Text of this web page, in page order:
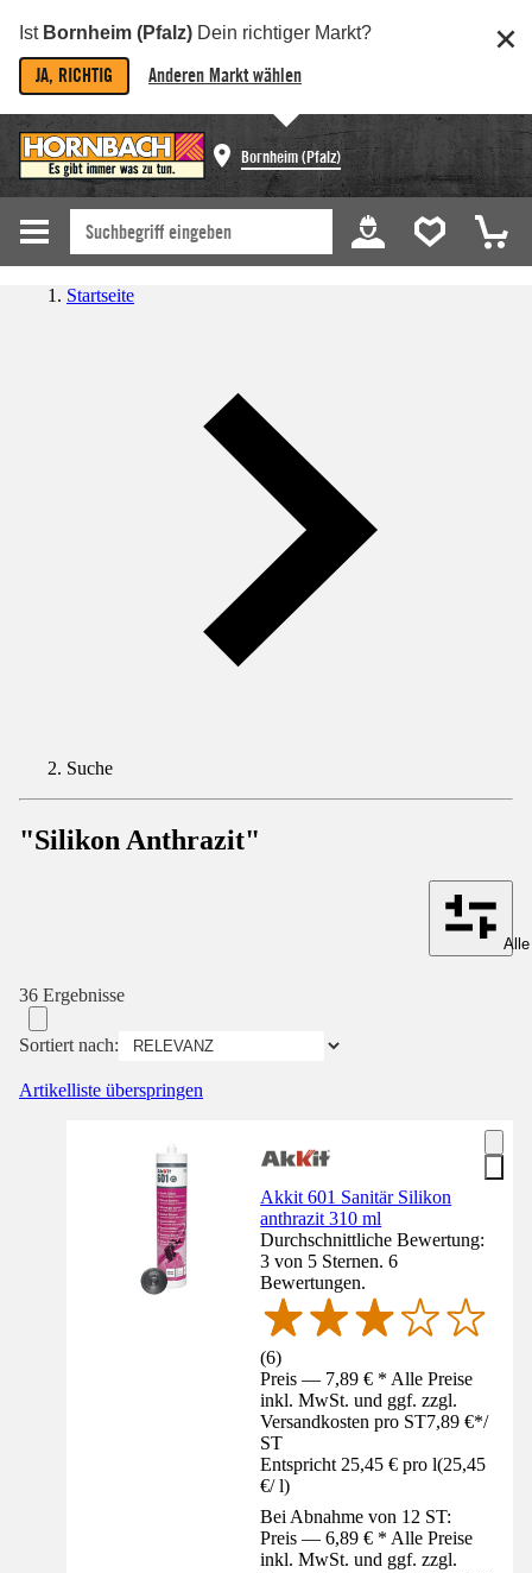
Ist Bornheim (Pfalz) Dein richtiger Markt?
JA, RICHTIG Anderen Markt wählen
Bornheim (Pfalz)
Startseite
Suche
"Silikon Anthrazit"
36 Ergebnisse
Sortiert nach:
Artikelliste überspringen
Akkit 601 Sanitär Silikon
anthrazit 310 ml
Durchschnittliche Bewertung:
3 von 5 Sternen. 6
Bewertungen.
(6)
Preis — 7,89 € * Alle Preise
inkl. MwSt. und ggf. zzgl.
Versandkosten pro ST7,89 €*/
ST
Entspricht 25,45 € pro l(25,45
€/ l)
Bei Abnahme von 12 ST:
Preis — 6,89 € * Alle Preise
inkl. MwSt. und ggf. zzgl.